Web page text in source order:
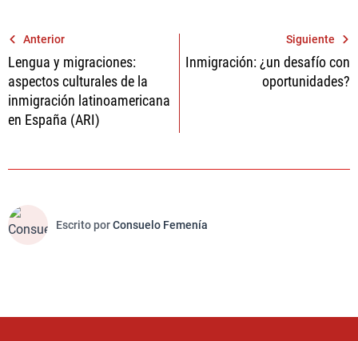
Navegación
de
entradas
Anterior
Lengua y migraciones:
aspectos culturales de la
inmigración latinoamericana
en España (ARI)
Siguiente
Inmigración: ¿un desafío con
oportunidades?
Escrito porConsuelo Femenía